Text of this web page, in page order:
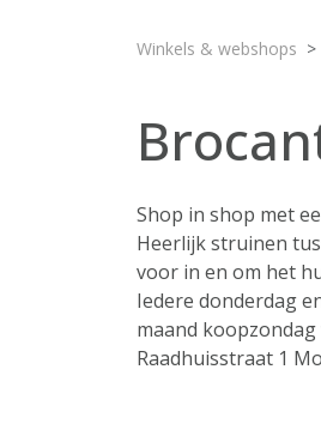
Winkels & webshops
Shop in shop met
Heerlijk struinen
voor in en om het
Iedere donderdag
maand
Raadhuisstraat 1